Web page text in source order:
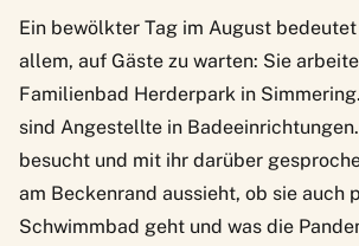
Ein bewölkter Tag im August
allem, auf Gäste zu warten: Sie
Familienbad Herderpark in
sind Angestellte in
besucht und mit ihr darüber
am Beckenrand aussieht, ob sie auch
Schwimmbad geht und was die